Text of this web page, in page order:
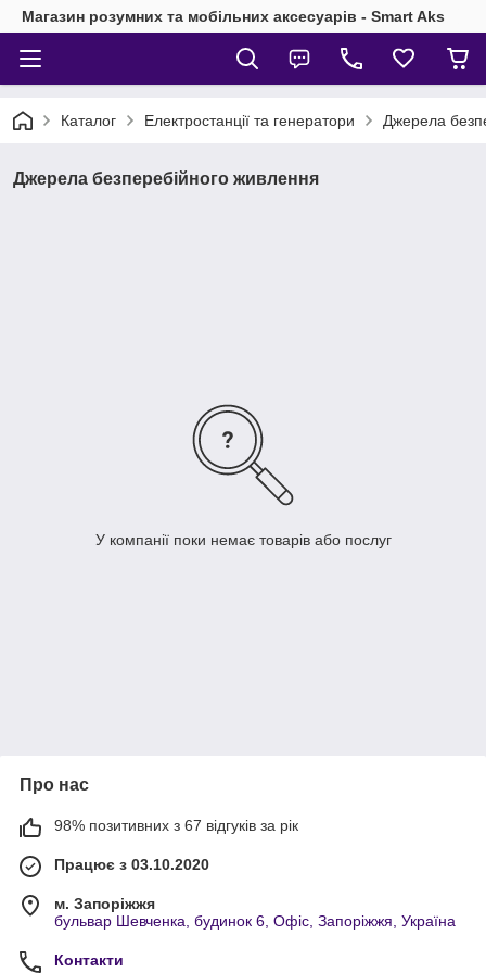
Магазин розумних та мобільних аксесуарів - Smart Aks
Каталог Електростанції та генератори Джерела
Джерела безперебійного живлення
У компанії поки немає товарів або послуг
Про нас
98% позитивних з 67 відгуків за рік
Працює з 03.10.2020
м. Запоріжжя
бульвар Шевченка, будинок 6, Офіс, Запоріжжя, Україна
Контакти